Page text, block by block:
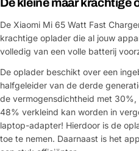
De kleine maar krachtige
De Xiaomi Mi 65 Watt Fast
krachtige oplader die al jouw
volledig van een volle batterij
De oplader beschikt over een
halfgeleider van de derde
de vermogensdichtheid met
48% verkleind kan worden in
laptop-adapter! Hierdoor is de
toe te nemen. Daarnaast is het